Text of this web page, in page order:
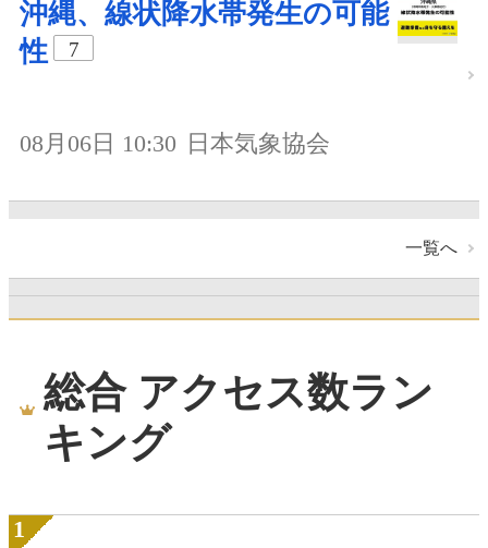
沖縄、線状降水帯発生の可能
性
7
08月06日 10:30 日本気象協会
一覧へ
総合 アクセス数ラン
キング